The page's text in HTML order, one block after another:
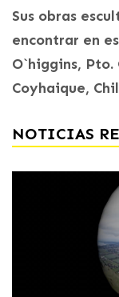
Sus obras
encontrar en
O`higgins,
Coyhaique,
NOTICIAS